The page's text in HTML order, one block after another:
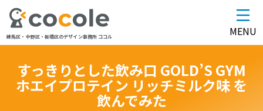
練馬区・中野区・板橋区のデザイン事務所 ココル MENU
すっきりとした飲み口 GOLD’S GYM
ホエイプロテイン リッチミルク味 を
飲んでみた